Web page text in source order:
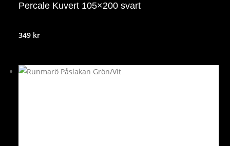
Percale Kuvert 105×200 svart
349 kr